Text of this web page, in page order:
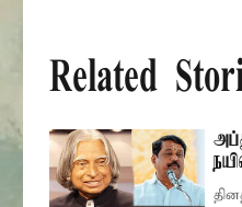
Related